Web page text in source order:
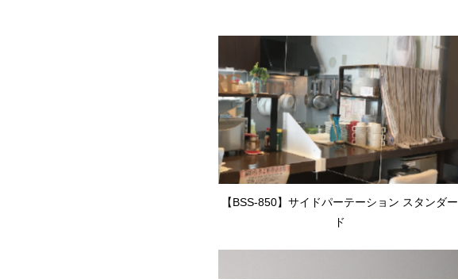
【BSS-850】サイドパーテーション スタンダー
ド